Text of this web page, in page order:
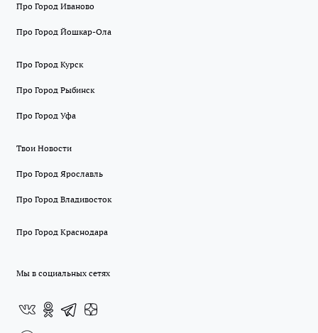
Про Город Иваново
Про Город Йошкар-Ола
Про Город Курск
Про Город Рыбинск
Про Город Уфа
Твои Новости
Про Город Ярославль
Про Город Владивосток
Про Город Краснодара
Мы в социальных сетях